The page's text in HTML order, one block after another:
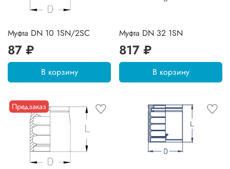
Муфта DN 10 1SN/2SC
87 ₽
В корзину
Муфта DN 32 1SN
817 ₽
В корзину
Предзаказ